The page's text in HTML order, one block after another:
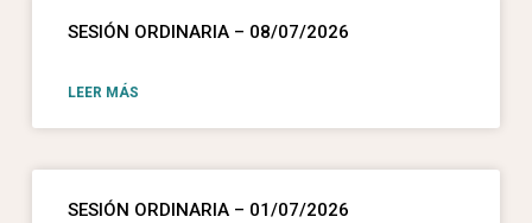
SESIÓN ORDINARIA – 08/07/2026
LEER MÁS
SESIÓN ORDINARIA – 01/07/2026